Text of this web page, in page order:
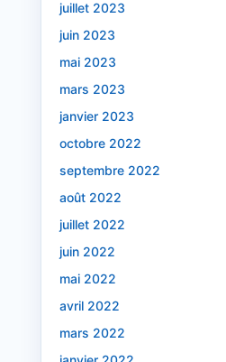
juillet 2023
juin 2023
mai 2023
mars 2023
janvier 2023
octobre 2022
septembre 2022
août 2022
juillet 2022
juin 2022
mai 2022
avril 2022
mars 2022